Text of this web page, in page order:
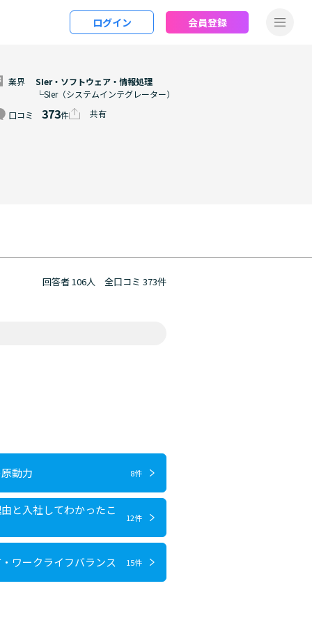
ログイン 会員登録
業界
SIer・ソフトウェア・情報処理
└SIer（システムインテグレーター）
口コミ 373件 共有
回答者 106人 全口コミ 373件
動力 8件
と入社してわかったこ
12件
ワークライフバランス 15件